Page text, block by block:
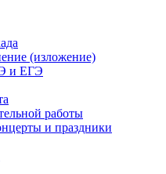
(изложение)
и ЕГЭ
работы
и праздники